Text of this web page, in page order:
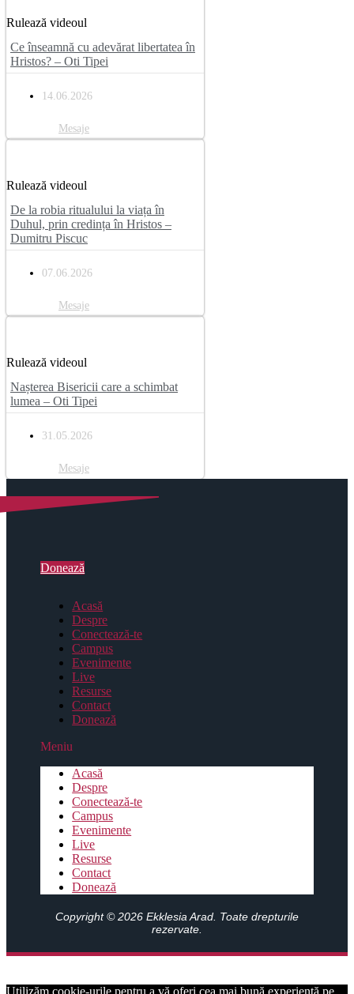
Rulează videoul
Ce înseamnă cu adevărat libertatea în
Hristos? – Oti Tipei
14.06.2026
Mesaje
Rulează videoul
De la robia ritualului la viața în
Duhul, prin credința în Hristos –
Dumitru Piscuc
07.06.2026
Mesaje
Rulează videoul
Nașterea Bisericii care a schimbat
lumea – Oti Tipei
31.05.2026
Mesaje
Donează
Acasă
Despre
Conectează-te
Campus
Evenimente
Live
Resurse
Contact
Donează
Meniu
Acasă
Despre
Conectează-te
Campus
Evenimente
Live
Resurse
Contact
Donează
Copyright © 2026 Ekklesia Arad. Toate drepturile
rezervate.